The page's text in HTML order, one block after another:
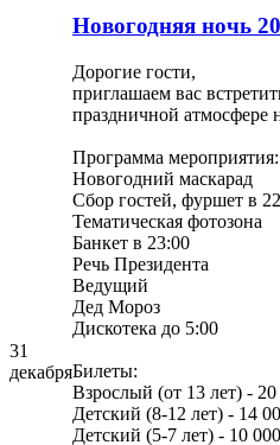
31
декабря
Новогодняя ночь
Дорогие гости,
приглашаем вас
праздничной атмосфере
Программа мероприятия:
Новогодний маскарад
Сбор гостей, фуршет в
Тематическая фотозона
Банкет в 23:00
Речь Президента
Ведущий
Дед Мороз
Дискотека до 5:00
Билеты:
Взрослый (от 13 лет) - 20
Детский (8-12 лет) - 14
Детский (5-7 лет) - 10